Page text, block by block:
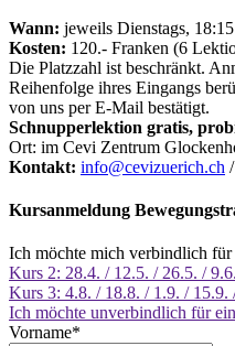
Wann: jeweils Dienstags,
Kosten: 120.- Franken (6
Die Platzzahl ist beschränkt.
Reihenfolge ihres Eingangs
von uns per E-Mail bestätigt.
Schnupperlektion gratis,
Ort: im Cevi Zentrum
Kontakt: info@cevizuerich.ch
Kursanmeldung
Ich möchte mich verbindlich
Kurs 2: 28.4. / 12.5. / 26.5. /
Kurs 3: 4.8. / 18.8. / 1.9. / 15.9.
Ich möchte unverbindlich für
Vorname*